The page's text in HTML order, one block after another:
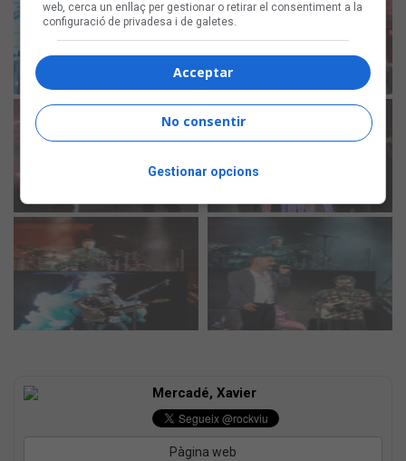
Mercadé, Xavier
Pàgina web
web, cerca un enllaç per gestionar o retirar el consentiment a la
configuració de privadesa i de galetes.
Acceptar
No consentir
Gestionar opcions